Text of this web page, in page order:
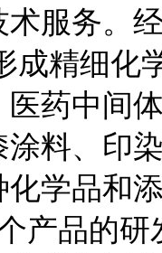
术服务。
成精细化
医药中间
涂料、印
化学品和
产品的研